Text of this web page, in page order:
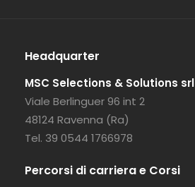
Headquarter
MSC Selections & Solutions srl
Viale Berlinguer 96 int 2
48124 Ravenna (Ra)
Tel. 39 0544 1766978
Percorsi di carriera e Corsi